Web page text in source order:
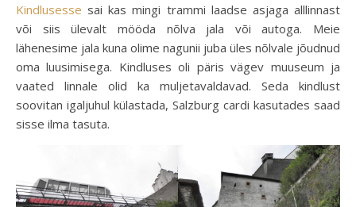
Kindlusesse sai kas mingi trammi laadse asjaga alllinnast
või siis ülevalt mööda nõlva jala või autoga. Meie
lähenesime jala kuna olime nagunii juba üles nõlvale jõudnud
oma luusimisega. Kindluses oli päris vägev muuseum ja
vaated linnale olid ka muljetavaldavad. Seda kindlust
soovitan igaljuhul külastada, Salzburg cardi kasutades saad
sisse ilma tasuta.